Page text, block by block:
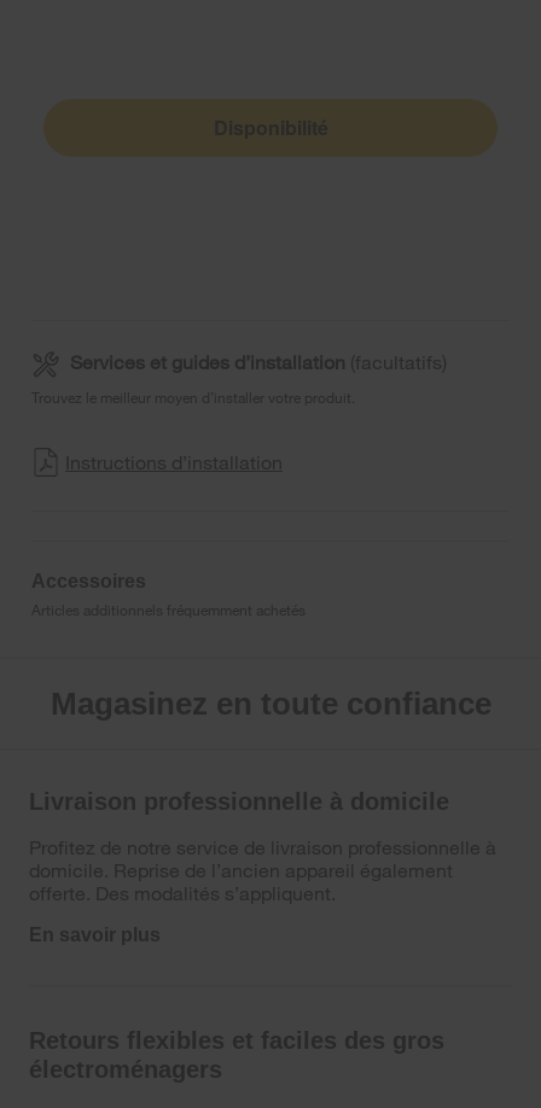
Services et guides d’installation (facultatifs)
Trouvez le meilleur moyen d’installer votre produit.
Instructions d’installation
Accessoires
Articles additionnels fréquemment achetés
Magasinez en toute confiance
Livraison professionnelle à domicile
Profitez de notre service de livraison professionnelle à
domicile. Reprise de l’ancien appareil également
offerte. Des modalités s’appliquent.
En savoir plus
Retours flexibles et faciles des gros
électroménagers